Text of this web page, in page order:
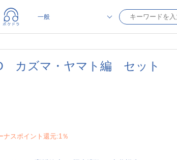
カズマ・ヤマト編 セット
ナスポイント還元:1％